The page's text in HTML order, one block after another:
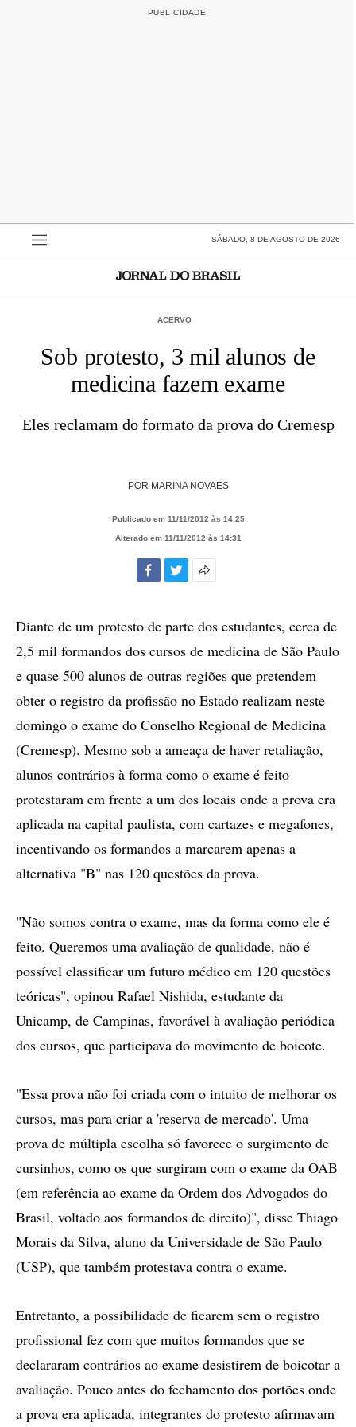
SÁBADO, 8 DE AGOSTO DE 2026
ACERVO
Sob protesto, 3 mil alunos de
medicina fazem exame
Eles reclamam do formato da prova do Cremesp
POR MARINA NOVAES
Publicado em 11/11/2012 às 14:25
Alterado em 11/11/2012 às 14:31
compartilhamento
Diante de um protesto de parte dos estudantes, cerca de
2,5 mil formandos dos cursos de medicina de São Paulo
e quase 500 alunos de outras regiões que pretendem
obter o registro da profissão no Estado realizam neste
domingo o exame do Conselho Regional de Medicina
(Cremesp). Mesmo sob a ameaça de haver retaliação,
alunos contrários à forma como o exame é feito
protestaram em frente a um dos locais onde a prova era
aplicada na capital paulista, com cartazes e megafones,
incentivando os formandos a marcarem apenas a
alternativa "B" nas 120 questões da prova.
"Não somos contra o exame, mas da forma como ele é
feito. Queremos uma avaliação de qualidade, não é
possível classificar um futuro médico em 120 questões
teóricas", opinou Rafael Nishida, estudante da
Unicamp, de Campinas, favorável à avaliação periódica
dos cursos, que participava do movimento de boicote.
"Essa prova não foi criada com o intuito de melhorar os
cursos, mas para criar a 'reserva de mercado'. Uma
prova de múltipla escolha só favorece o surgimento de
cursinhos, como os que surgiram com o exame da OAB
(em referência ao exame da Ordem dos Advogados do
Brasil, voltado aos formandos de direito)", disse Thiago
Morais da Silva, aluno da Universidade de São Paulo
(USP), que também protestava contra o exame.
Entretanto, a possibilidade de ficarem sem o registro
profissional fez com que muitos formandos que se
declararam contrários ao exame desistirem de boicotar a
avaliação. Pouco antes do fechamento dos portões onde
a prova era aplicada, integrantes do protesto afirmavam